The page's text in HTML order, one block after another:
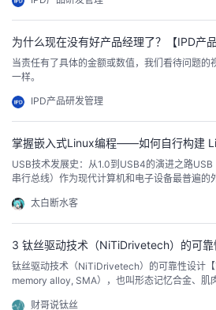
多产品并行时，我们手中的有限的资金和人力，
一个需要反复考虑、谨慎考量的事情了。 一、
为什么现在没有好产品经理了？【IPD产品
当责任有了具体的金额或数值，我们看待问题的
一样。
IPD产品研发管理
掌握嵌入式Linux编程——如何自行构建
USB技术发展史：从1.0到USB4的演进之路
串行总线）作为现代计算机和电子设备最普遍的
1. USB的诞生（1994-1996）1994年，由英特
NEC和北方电信七家公司组成的联盟开始开发
太白断水客
3 钛丝驱动技术（NiTiDrivetech）的可
钛丝驱动技术（NiTiDrivetech）的可靠性设计
memory alloy, SMA），也叫形态记忆合金、肌
财哥说钛丝